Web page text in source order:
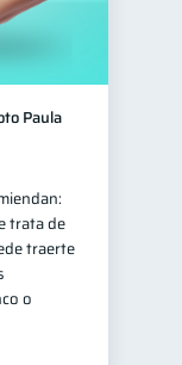
Paula
trata de
traerte
o